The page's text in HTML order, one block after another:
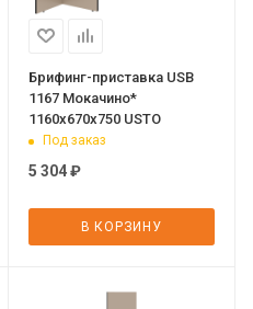
Брифинг-приставка USB
1167 Мокачино*
1160х670х750 USTO
Под заказ
5 304₽
В КОРЗИНУ